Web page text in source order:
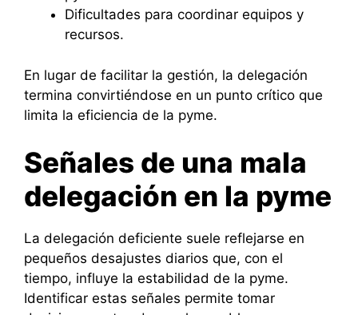
Dificultades para coordinar equipos y
recursos.
En lugar de facilitar la gestión, la delegación
termina convirtiéndose en un punto crítico que
limita la eficiencia de la pyme.
Señales de una mala
delegación en la pyme
La delegación deficiente suele reflejarse en
pequeños desajustes diarios que, con el
tiempo, influye la estabilidad de la pyme.
Identificar estas señales permite tomar